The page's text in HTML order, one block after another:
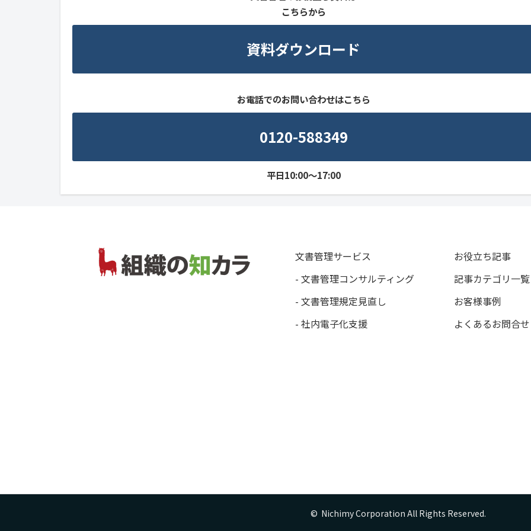
こちらから
資料ダウンロード
お電話でのお問い合わせはこちら
0120-588349
平日10:00～17:00
文書管理サービス
- 文書管理コンサルティング
- 文書管理規定見直し
- 社内電子化支援
お役立ち記事
記事カテゴリ一覧
お客様事例
よくあるお問合せ
©  Nichimy Corporation All Rights Reserved.